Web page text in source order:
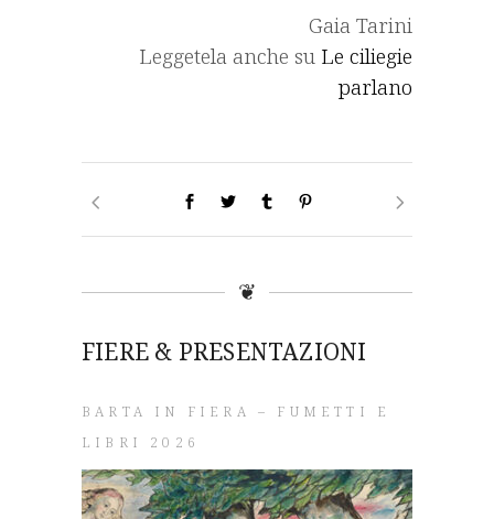
Gaia Tarini
Leggetela anche su Le ciliegie
parlano
❦
FIERE & PRESENTAZIONI
BARTA IN FIERA – FUMETTI E
LIBRI 2026